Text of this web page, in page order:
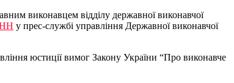
виконавцем відділу державної виконавчої
у прес-службі управління Державної виконавчої
юстиції вимог Закону України “Про виконавче